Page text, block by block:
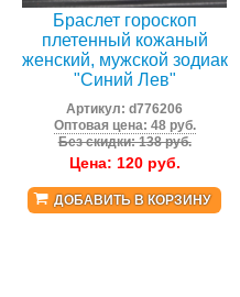
Браслет гороскоп
плетенный кожаный
женский, мужской зодиак
"Синий Лев"
Артикул:d776206
Оптовая цена: 48 руб.
Без скидки: 138 руб.
Цена: 120руб.
ДОБАВИТЬ В КОРЗИНУ